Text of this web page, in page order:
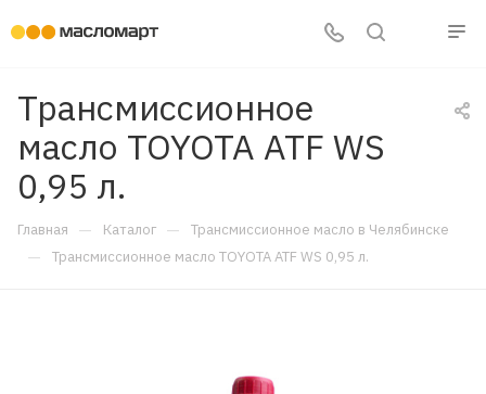
Трансмиссионное
масло TOYOTA ATF WS
0,95 л.
Главная — Каталог — Трансмиссионное масло в Челябинске
— Трансмиссионное масло TOYOTA ATF WS 0,95 л.